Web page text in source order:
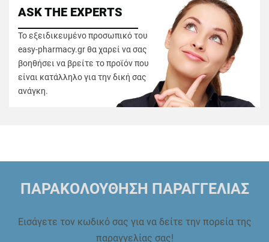
ASK THE EXPERTS
Το εξειδικευμένο προσωπικό του
easy-pharmacy.gr θα χαρεί να σας
βοηθήσει να βρείτε το προϊόν που
είναι κατάλληλο για την δική σας
ανάγκη.
ΠΑΡΑΚΟΛΟΥΘΗΣΗ ΠΑΡΑΓΓΕΛΙΑΣ
Εισάγετε τον κωδικό σας για να δείτε την πορεία της
παραγγελίας σας!